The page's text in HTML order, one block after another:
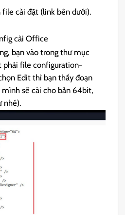
file cài đặt (link bên dưới).
cài Office
bạn vào trong thư mục
phải file configuration-
Edit thì bạn thấy đoạn
mình sẽ cài cho bản 64bit,
nhé).